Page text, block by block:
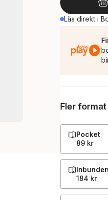
Läs direkt i
Fler
Pocket
89 kr
Inbunden
184 kr